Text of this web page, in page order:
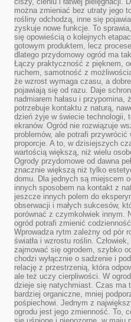
można zmieniać bez utraty jego
rośliny odchodzą, inne się
zyskuje nowe funkcje. To
się opowieścią o kolejnych
gotowym produktem, lecz
dlatego przydomowy ogród ma
Łączy praktyczność z pięknem,
ruchem, samotność z
że wzrost wymaga czasu, a
pojawiają się od razu. Daje
nadmiarem hałasu i przypomina,
potrzebuje kontaktu z naturą,
dzień żyje w świecie technologii,
ekranów. Ogród nie rozwiązuje
problemów, ale potrafi przywrócić
proporcje. A to, w dzisiejszych
wartością większą, niż wielu
Ogrody przydomowe od dawna
znacznie większą niż tylko
domu. Dla jednych są miejscem
innych sposobem na kontakt z
jeszcze innych polem do
obserwacji i małych sukcesów,
porównać z czymkolwiek innym.
ogród potrafi zmienić
Wprowadza rytm zależny od pór
światła i wzrostu roślin.
zajmować się ogrodem, szybko
chodzi wyłącznie o sadzenie i
relację z przestrzenią, która
ale też uczy cierpliwości. W
dzieje się natychmiast. Czas ma
bardziej organiczne, mniej
pośpiechowi. Jednym z
ogrodu jest jego zmienność. To,